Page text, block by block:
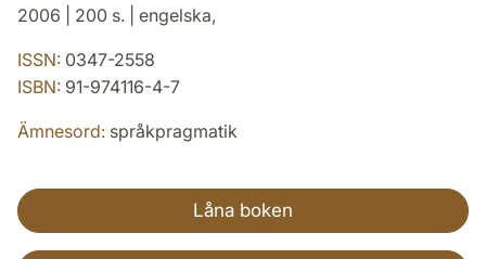
2006 | 200 s. | engelska,
ISSN: 0347-2558
ISBN: 91-974116-4-7
Ämnesord: språkpragmatik
Låna boken